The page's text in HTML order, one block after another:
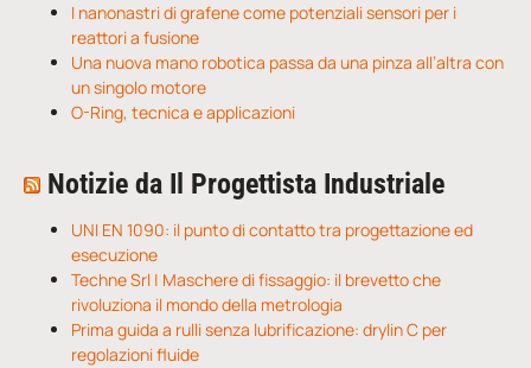
I nanonastri di grafene come potenziali sensori per i
reattori a fusione
Una nuova mano robotica passa da una pinza all’altra con
un singolo motore
O-Ring, tecnica e applicazioni
Notizie da Il Progettista Industriale
UNI EN 1090: il punto di contatto tra progettazione ed
esecuzione
Techne Srl | Maschere di fissaggio: il brevetto che
rivoluziona il mondo della metrologia
Prima guida a rulli senza lubrificazione: drylin C per
regolazioni fluide